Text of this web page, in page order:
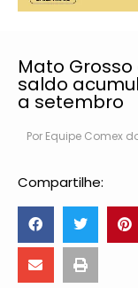
Mato
saldo
a setembro
Por Equipe Comex
Compartilhe: